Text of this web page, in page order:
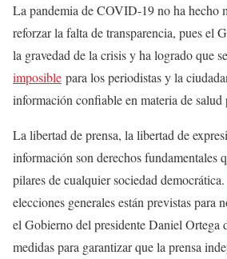
La pandemia de COVID-19 no ha hecho
reforzar la falta de transparencia, pues el
la gravedad de la crisis y ha logrado que
imposible para los periodistas y la
información confiable en materia de salud
La libertad de prensa, la libertad de
información son derechos fundamentales
pilares de cualquier sociedad
elecciones generales están previstas para
el Gobierno del presidente Daniel Ortega
medidas para garantizar que la prensa